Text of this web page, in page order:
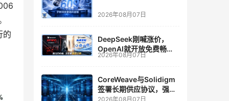
的
2026年08月07日
DeepSeek刚喊涨价，
OpenAI就开放免费畅
聊？大模型定价的平行宇
2026年08月07日
CoreWeave与Solidigm
签署长期供应协议，强化
一体化人工智能云平台
2026年08月07日